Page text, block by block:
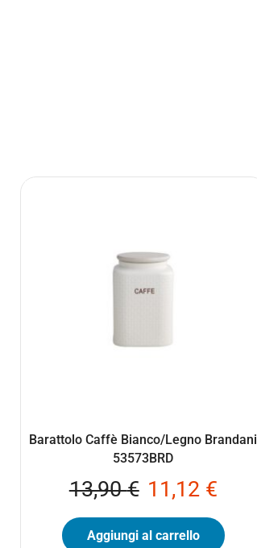
Barattolo Caffè Bianco/Legno Brandani
53573BRD
13,90€ 11,12 €
Aggiungi al carrello